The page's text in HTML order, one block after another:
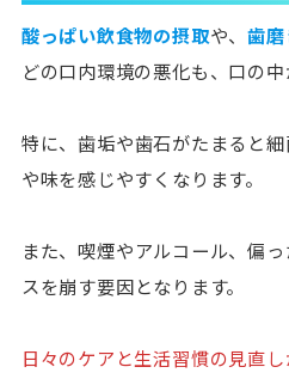
酸っぱい飲食物の摂取や、歯磨
どの口内環境の悪化も、口の中
特に、歯垢や歯石がたまると
や味を感じやすく なります。
また、喫煙やアルコール、偏
スを崩す要因となります。
日々のケアと生活習慣の見直